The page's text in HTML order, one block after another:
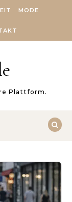
MODE
Plattform.